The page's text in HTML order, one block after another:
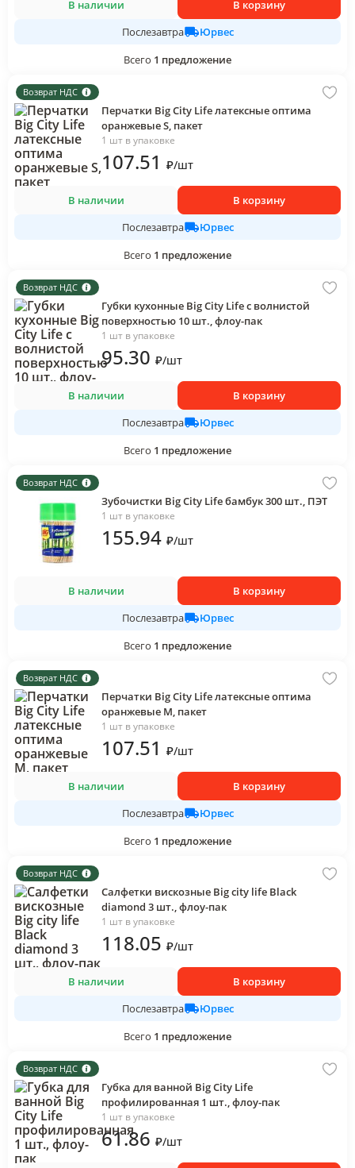
В наличии
В корзину
Послезавтра
Юрвес
Всего 1 предложение
Возврат НДС
Перчатки Big City Life латексные оптима
оранжевые S, пакет
1 шт в упаковке
107.51 ₽/шт
В наличии
В корзину
Послезавтра
Юрвес
Всего 1 предложение
Возврат НДС
Губки кухонные Big City Life с волнистой
поверхностью 10 шт., флоу-пак
1 шт в упаковке
95.30 ₽/шт
В наличии
В корзину
Послезавтра
Юрвес
Всего 1 предложение
Возврат НДС
Зубочистки Big City Life бамбук 300 шт., ПЭТ
1 шт в упаковке
155.94 ₽/шт
В наличии
В корзину
Послезавтра
Юрвес
Всего 1 предложение
Возврат НДС
Перчатки Big City Life латексные оптима
оранжевые M, пакет
1 шт в упаковке
107.51 ₽/шт
В наличии
В корзину
Послезавтра
Юрвес
Всего 1 предложение
Возврат НДС
Салфетки вискозные Big city life Black
diamond 3 шт., флоу-пак
1 шт в упаковке
118.05 ₽/шт
В наличии
В корзину
Послезавтра
Юрвес
Всего 1 предложение
Возврат НДС
Губка для ванной Big City Life
профилированная 1 шт., флоу-пак
1 шт в упаковке
61.86 ₽/шт